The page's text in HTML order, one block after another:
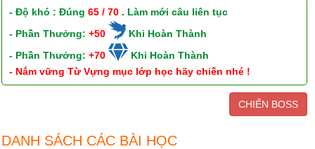
- Độ khó : Đúng65 / 70 . Làm mới câu liên tục
- Phần Thưởng:+50
Khi Hoàn Thành
- Phần Thưởng:+70
Khi Hoàn Thành
- Nắm vững Từ Vựng mục lớp học hãy chiến nhé !
CHIẾN BOSS
DANH SÁCH CÁC BÀI HỌC